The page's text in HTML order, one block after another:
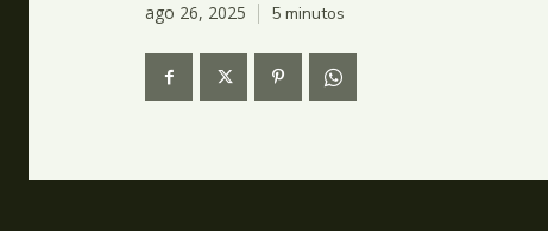
ago 26, 2025 5 minutos